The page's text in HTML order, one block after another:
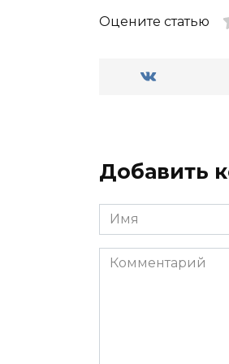
Оцените статью
Добавить
Имя
*
Комментарий